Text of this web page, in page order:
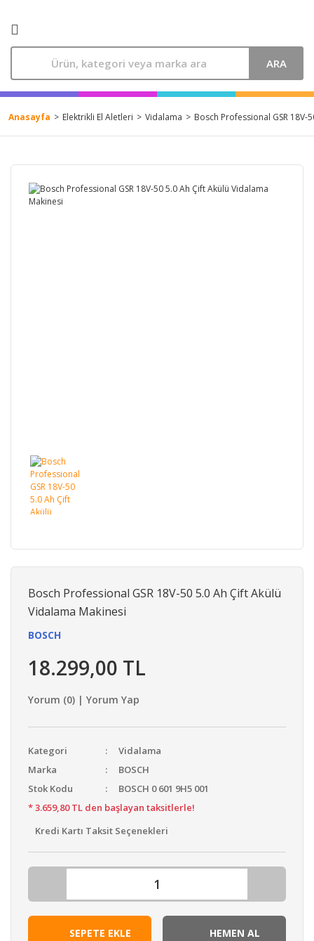
ARA
Anasayfa Elektrikli El Aletleri Vidalama Bosch Professional GSR 18V-
Bosch Professional GSR 18V-50 5.0 Ah Çift Akülü
Vidalama Makinesi
BOSCH
18.299,00 TL
Yorum (0) | Yorum Yap
Kategori
Vidalama
Marka
BOSCH
Stok Kodu
BOSCH 0 601 9H5 001
* 3.659,80 TL den başlayan taksitlerle!
Kredi Kartı Taksit Seçenekleri
SEPETE EKLE HEMEN AL